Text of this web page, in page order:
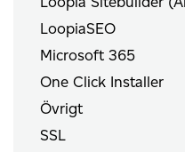
LoopiaSEO
Microsoft 365
One Click Installer
Övrigt
SSL